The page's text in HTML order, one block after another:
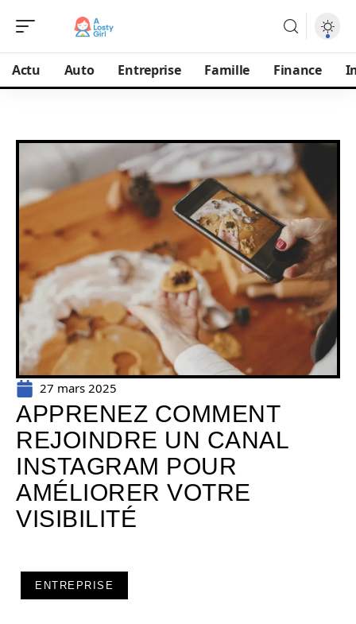
Actu Auto Entreprise Famille Finance
27 mars 2025
APPRENEZ COMMENT
REJOINDRE UN CANAL
INSTAGRAM POUR
AMÉLIORER VOTRE
VISIBILITÉ
ENTREPRISE